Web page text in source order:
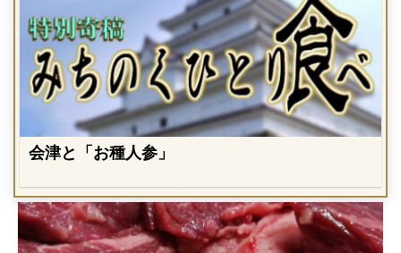
会津と「お種人参」